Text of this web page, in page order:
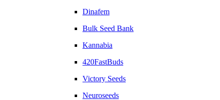
Dinafem
Bulk Seed Bank
Kannabia
420FastBuds
Victory Seeds
Neuroseeds